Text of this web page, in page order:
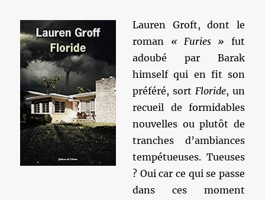
Lauren Groft, dont le
roman « Furies » fut
adoubé par Barak
himself qui en fit son
préféré, sort Floride, un
recueil de formidables
nouvelles ou plutôt de
tranches d’ambiances
tempétueuses. Tueuses
? Oui car ce qui se passe
dans ces moment